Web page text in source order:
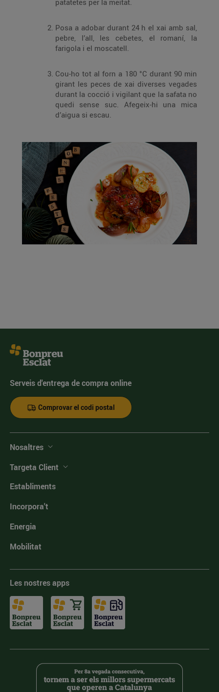
patatetes per la meitat.
Posa a adobar durant 24 h el xai amb sal,
pebre, l’all, les cebetes, el romaní, la
farigola i el moscatell.
Cou-ho tot al forn a 180 °C durant 90 min
girant les peces de xai diverses vegades
durant la cocció i vigilant que la safata no
quedi sense suc. Afegeix-hi una mica
d’aigua si escau.
Serveis d'entrega de compra online
Comprovar el codi postal
Nosaltres
Targeta Client
Establiments
Incorpora't
Energia
Mobilitat
Les nostres apps